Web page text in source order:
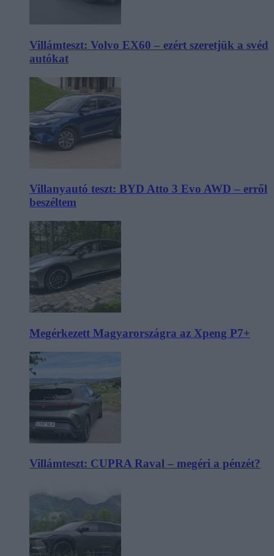
Villámteszt: Volvo EX60 – ezért szeretjük a svéd
autókat
Villanyautó teszt: BYD Atto 3 Evo AWD – erről
beszéltem
Megérkezett Magyarországra az Xpeng P7+
Villámteszt: CUPRA Raval – megéri a pénzét?